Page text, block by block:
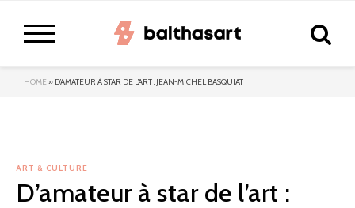
HOME » D’AMATEUR À STAR DE L’ART : JEAN-MICHEL BASQUIAT
ART & CULTURE
D’amateur à star de l’art :